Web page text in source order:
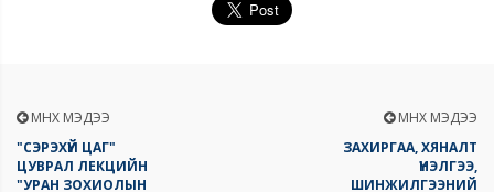
ӨМНӨХ МЭДЭЭ
"СЭРЭХҮЙ ЦАГ"
ЦУВРАЛ ЛЕКЦИЙН
"УРАН ЗОХИОЛЫН
ӨМНӨХ МЭДЭЭ
ЗАХИРГАА, ХЯНАЛТ
ҮНЭЛГЭЭ,
ШИНЖИЛГЭЭНИЙ